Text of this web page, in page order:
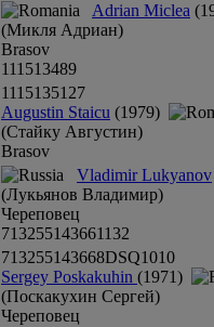
Adrian Miclea
(Микля Адриан)
Brasov
111513489
1115135127
Augustin Staicu (1979)
(Стайку Августин)
Brasov
Vladimir Lukyanov
(Лукьянов Владимир)
Череповец
713255143661132
713255143668DSQ1010
Sergey Poskakuhin (1971)
(Поскакухин Сергей)
Череповец